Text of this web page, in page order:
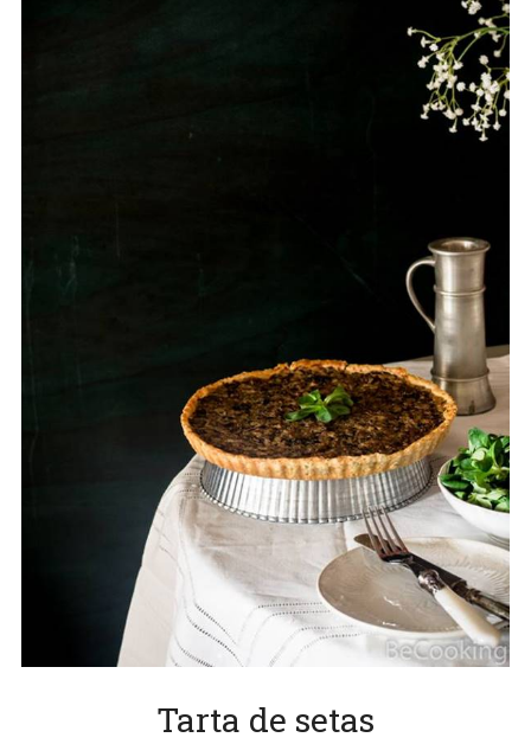
Tarta de setas